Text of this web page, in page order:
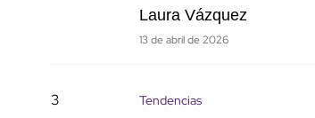
Laura Vázquez
13 de abril de 2026
3 Tendencias